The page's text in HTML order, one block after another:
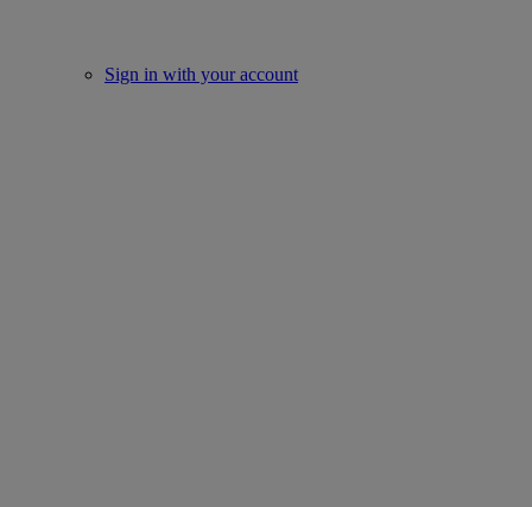
Sign in with your account